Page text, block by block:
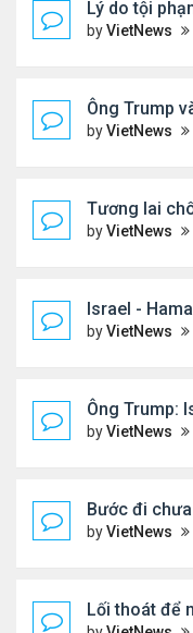
Lý do tội
byVietNews
Ông Trump
byVietNews
Tương lai
byVietNews
Israel -
byVietNews
Ông Trump:
byVietNews
Bước đi
byVietNews
Lối thoát để